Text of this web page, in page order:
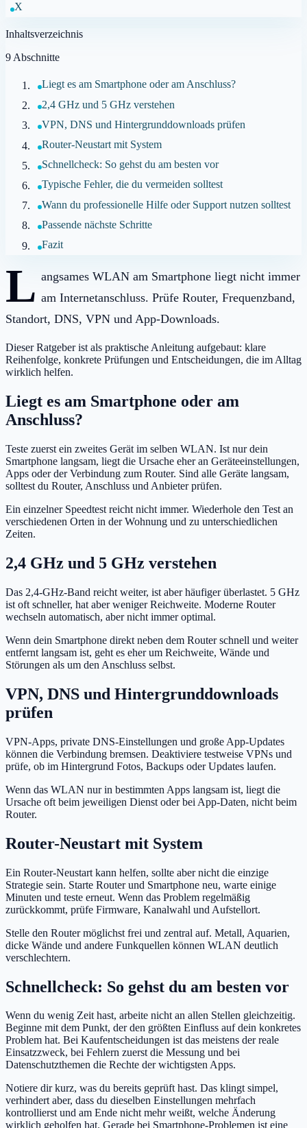
X
Inhaltsverzeichnis
9 Abschnitte
Liegt es am Smartphone oder am Anschluss?
2,4 GHz und 5 GHz verstehen
VPN, DNS und Hintergrunddownloads prüfen
Router-Neustart mit System
Schnellcheck: So gehst du am besten vor
Typische Fehler, die du vermeiden solltest
Wann du professionelle Hilfe oder Support nutzen solltest
Passende nächste Schritte
Fazit
L angsames WLAN am Smartphone liegt nicht immer
am Internetanschluss. Prüfe Router, Frequenzband,
Standort, DNS, VPN und App-Downloads.
Dieser Ratgeber ist als praktische Anleitung aufgebaut: klare
Reihenfolge, konkrete Prüfungen und Entscheidungen, die im Alltag
wirklich helfen.
Liegt es am Smartphone oder am
Anschluss?
Teste zuerst ein zweites Gerät im selben WLAN. Ist nur dein
Smartphone langsam, liegt die Ursache eher an Geräteeinstellungen,
Apps oder der Verbindung zum Router. Sind alle Geräte langsam,
solltest du Router, Anschluss und Anbieter prüfen.
Ein einzelner Speedtest reicht nicht immer. Wiederhole den Test an
verschiedenen Orten in der Wohnung und zu unterschiedlichen
Zeiten.
2,4 GHz und 5 GHz verstehen
Das 2,4-GHz-Band reicht weiter, ist aber häufiger überlastet. 5 GHz
ist oft schneller, hat aber weniger Reichweite. Moderne Router
wechseln automatisch, aber nicht immer optimal.
Wenn dein Smartphone direkt neben dem Router schnell und weiter
entfernt langsam ist, geht es eher um Reichweite, Wände und
Störungen als um den Anschluss selbst.
VPN, DNS und Hintergrunddownloads
prüfen
VPN-Apps, private DNS-Einstellungen und große App-Updates
können die Verbindung bremsen. Deaktiviere testweise VPNs und
prüfe, ob im Hintergrund Fotos, Backups oder Updates laufen.
Wenn das WLAN nur in bestimmten Apps langsam ist, liegt die
Ursache oft beim jeweiligen Dienst oder bei App-Daten, nicht beim
Router.
Router-Neustart mit System
Ein Router-Neustart kann helfen, sollte aber nicht die einzige
Strategie sein. Starte Router und Smartphone neu, warte einige
Minuten und teste erneut. Wenn das Problem regelmäßig
zurückkommt, prüfe Firmware, Kanalwahl und Aufstellort.
Stelle den Router möglichst frei und zentral auf. Metall, Aquarien,
dicke Wände und andere Funkquellen können WLAN deutlich
verschlechtern.
Schnellcheck: So gehst du am besten vor
Wenn du wenig Zeit hast, arbeite nicht an allen Stellen gleichzeitig.
Beginne mit dem Punkt, der den größten Einfluss auf dein konkretes
Problem hat. Bei Kaufentscheidungen ist das meistens der reale
Einsatzzweck, bei Fehlern zuerst die Messung und bei
Datenschutzthemen die Rechte der wichtigsten Apps.
Notiere dir kurz, was du bereits geprüft hast. Das klingt simpel,
verhindert aber, dass du dieselben Einstellungen mehrfach
kontrollierst und am Ende nicht mehr weißt, welche Änderung
wirklich geholfen hat. Gerade bei Smartphone-Problemen ist eine